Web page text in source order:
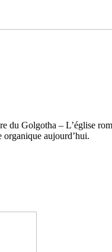
Golgotha – L’église
aujourd’hui.